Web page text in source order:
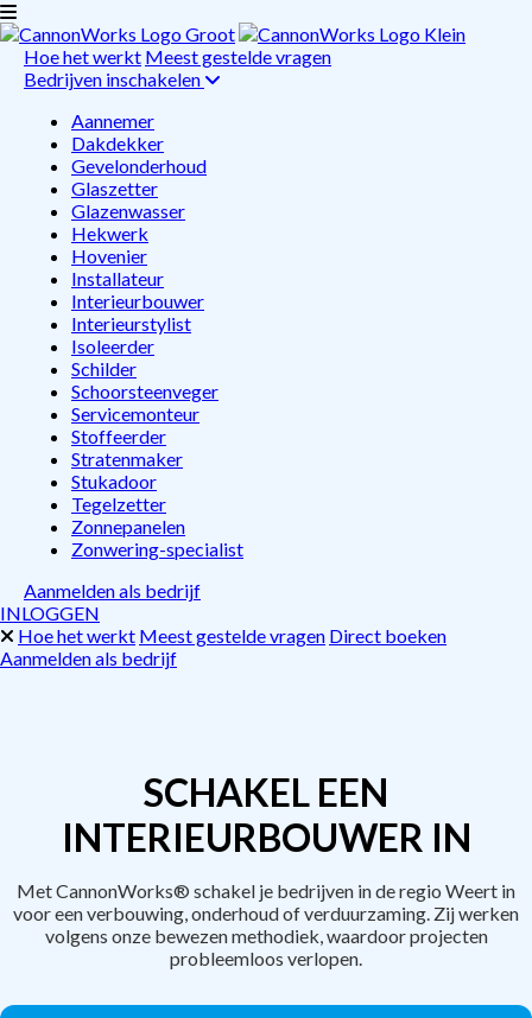
Hoe het werkt Meest gestelde vragen
Bedrijven inschakelen
Aannemer
Dakdekker
Gevelonderhoud
Glaszetter
Glazenwasser
Hekwerk
Hovenier
Installateur
Interieurbouwer
Interieurstylist
Isoleerder
Schilder
Schoorsteenveger
Servicemonteur
Stoffeerder
Stratenmaker
Stukadoor
Tegelzetter
Zonnepanelen
Zonwering-specialist
Aanmelden als bedrijf
INLOGGEN
Hoe het werkt Meest gestelde vragen Direct boeken
Aanmelden als bedrijf
SCHAKEL EEN
INTERIEURBOUWER IN
Met CannonWorks® schakel je bedrijven in de regio Weert in
voor een verbouwing, onderhoud of verduurzaming. Zij werken
volgens onze bewezen methodiek, waardoor projecten
probleemloos verlopen.